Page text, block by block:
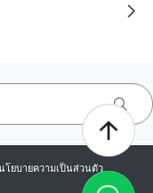
โยบายความเป็นส่วนตัว